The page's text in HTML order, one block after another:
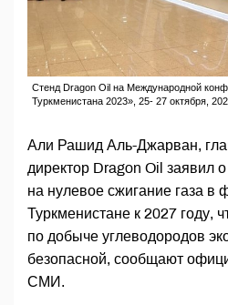
Стенд Dragon Oil на Международной
Туркменистана 2023», 25- 27 октября,
Али Рашид Аль-Джарван,
директор Dragon Oil заявил
на нулевое сжигание газа в
Туркменистане к 2027 году,
по добыче углеводородов
безопасной, сообщают
СМИ.